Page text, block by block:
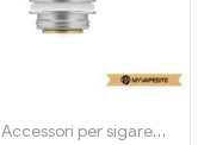
,Mod,Evaporatore
Accessori per sigarette elettroniche